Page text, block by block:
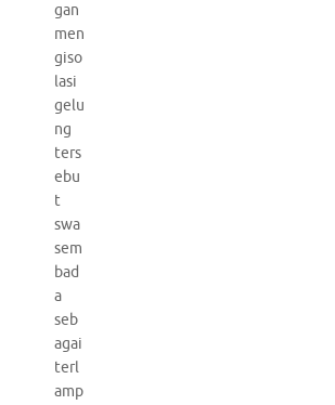
gan
men
giso
lasi
gelu
ng
ters
ebu
t
swa
sem
bad
a
seb
agai
terl
amp